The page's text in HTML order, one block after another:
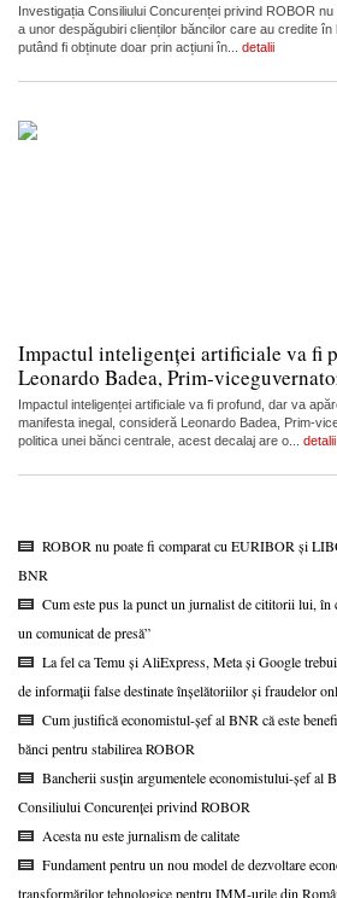
Investigația Consiliului Concurenței privind ROBOR
a unor despăgubiri clienților băncilor care au credite
putând fi obținute doar prin acțiuni în... detalii
Impactul inteligenței artificiale va fi
Leonardo Badea, Prim-
Impactul inteligenței artificiale va fi profund, dar va
manifesta inegal, consideră Leonardo Badea, Prim-
politica unei bănci centrale, acest decalaj are o... detalii
ROBOR nu poate fi comparat cu EURIBOR și
BNR
Cum este pus la punct un jurnalist de cititorii lui, în
un comunicat de presă”
La fel ca Temu și AliExpress, Meta și Google
de informații false destinate înșelătoriilor și fraudelor
Cum justifică economistul-șef al BNR că este
bănci pentru stabilirea ROBOR
Bancherii susțin argumentele economistului-șef al
Consiliului Concurenței privind ROBOR
Acesta nu este jurnalism de calitate
Fundament pentru un nou model de dezvoltare
transformărilor tehnologice pentru IMM-urile din